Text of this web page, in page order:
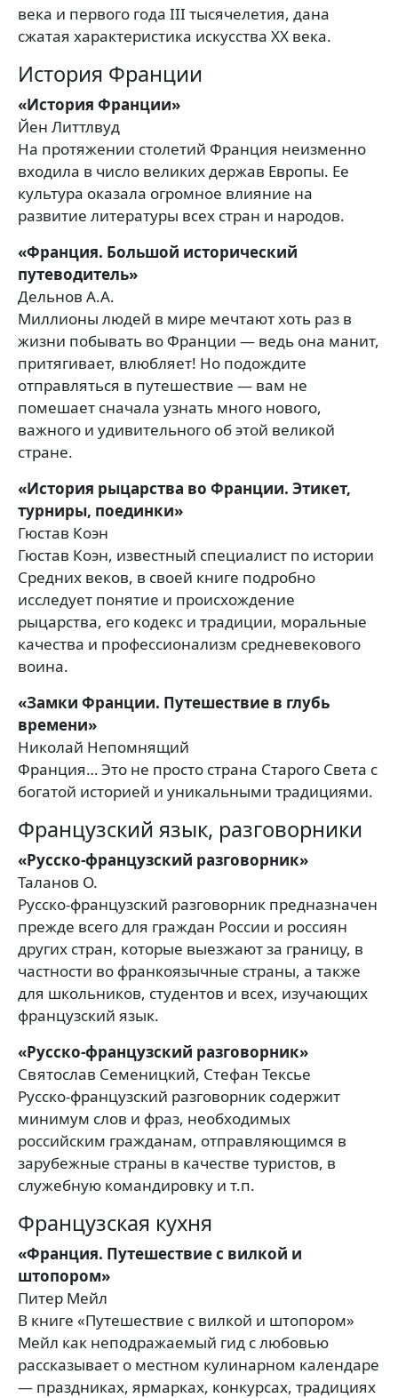
века и первого года III тысячелетия, дана
сжатая характеристика искусства ХХ века.
История Франции
«История Франции»
Йен Литтлвуд
На протяжении столетий Франция неизменно
входила в число великих держав Европы. Ее
культура оказала огромное влияние на
развитие литературы всех стран и народов.
«Франция. Большой исторический
путеводитель»
Дельнов А.А.
Миллионы людей в мире мечтают хоть раз в
жизни побывать во Франции — ведь она манит,
притягивает, влюбляет! Но подождите
отправляться в путешествие — вам не
помешает сначала узнать много нового,
важного и удивительного об этой великой
стране.
«История рыцарства во Франции. Этикет,
турниры, поединки»
Гюстав Коэн
Гюстав Коэн, известный специалист по истории
Средних веков, в своей книге подробно
исследует понятие и происхождение
рыцарства, его кодекс и традиции, моральные
качества и профессионализм средневекового
воина.
«Замки Франции. Путешествие в глубь
времени»
Николай Непомнящий
Франция… Это не просто страна Старого Света с
богатой историей и уникальными традициями.
Французский язык, разговорники
«Русско-французский разговорник»
Таланов О.
Русско-французский разговорник предназначен
прежде всего для граждан России и россиян
других стран, которые выезжают за границу, в
частности во франкоязычные страны, а также
для школьников, студентов и всех, изучающих
французский язык.
«Русско-французский разговорник»
Святослав Семеницкий, Стефан Тексье
Русско-французский разговорник содержит
минимум слов и фраз, необходимых
российским гражданам, отправляющимся в
зарубежные страны в качестве туристов, в
служебную командировку и т.п.
Французская кухня
«Франция. Путешествие с вилкой и
штопором»
Питер Мейл
В книге «Путешествие с вилкой и штопором»
Мейл как неподражаемый гид с любовью
рассказывает о местном кулинарном календаре
— праздниках, ярмарках, конкурсах, традициях